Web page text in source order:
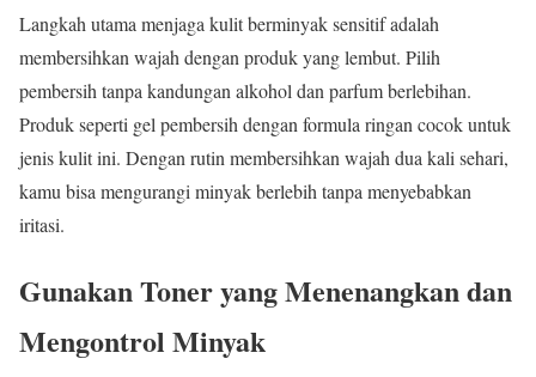
Langkah utama menjaga kulit berminyak sensitif adalah
membersihkan wajah dengan produk yang lembut. Pilih
pembersih tanpa kandungan alkohol dan parfum berlebihan.
Produk seperti gel pembersih dengan formula ringan cocok untuk
jenis kulit ini. Dengan rutin membersihkan wajah dua kali sehari,
kamu bisa mengurangi minyak berlebih tanpa menyebabkan
iritasi.
Gunakan Toner yang Menenangkan dan
Mengontrol Minyak